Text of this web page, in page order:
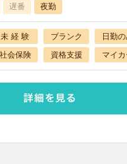
遅番 夜勤
未 経 験 ブランク 日勤
社会保険 資格支援 マイカ